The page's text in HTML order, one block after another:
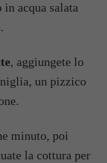
acqua salata
, aggiungete lo
un pizzico
minuto, poi
la cottura per